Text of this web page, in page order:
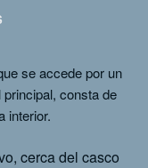
se accede por un
principal, consta de
interior.
cerca del casco